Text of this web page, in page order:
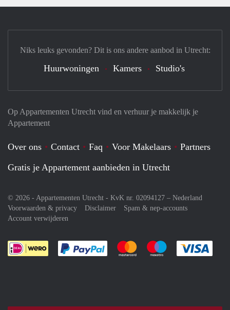
Op Appartementen Utrecht vind en verhuur je makkelijk je
Appartement
Over ons Contact Faq Voor Makelaars
Partners
Gratis je Appartement aanbieden in Utrecht
© 2026 - Appartementen Utrecht - KvK nr. 02094127 – Nederland
Voorwaarden & privacy
Disclaimer
Spam & nep-accounts
Account verwijderen
Je rekent gemakkelijk af met Paypal
Je rekent gemakkelijk af met
Je rekent
Niks leuks gevonden? Dit is ons andere aanbod in Utrecht:
Huurwoningen Kamers Studio's